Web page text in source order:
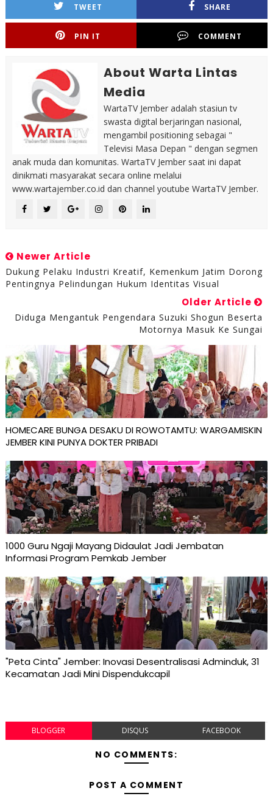
TWEET SHARE
PIN IT COMMENT
About Warta Lintas
Media
WartaTV Jember adalah stasiun tv
swasta digital berjaringan nasional,
mengambil positioning sebagai "
Televisi Masa Depan " dengan segmen
anak muda dan komunitas. WartaTV Jember saat ini dapat
dinikmati masyarakat secara online melalui
www.wartajember.co.id dan channel youtube WartaTV Jember.
Newer Article
Dukung Pelaku Industri Kreatif, Kemenkum Jatim Dorong
Pentingnya Pelindungan Hukum Identitas Visual
Older Article
Diduga Mengantuk Pengendara Suzuki Shogun Beserta
Motornya Masuk Ke Sungai
HOMECARE BUNGA DESAKU DI ROWOTAMTU: WARGAMISKIN
JEMBER KINI PUNYA DOKTER PRIBADI
1000 Guru Ngaji Mayang Didaulat Jadi Jembatan
Informasi Program Pemkab Jember
"Peta Cinta" Jember: Inovasi Desentralisasi Adminduk, 31
Kecamatan Jadi Mini Dispendukcapil
BLOGGER DISQUS FACEBOOK
NO COMMENTS:
POST A COMMENT